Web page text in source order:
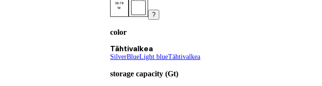
30-70
W
?
color
Current selection Tähtivalkea
Tähtivalkea
Silver(color)
Blue(color )
Light blue(color)
Tähtivalkea
storage capacity (Gt)